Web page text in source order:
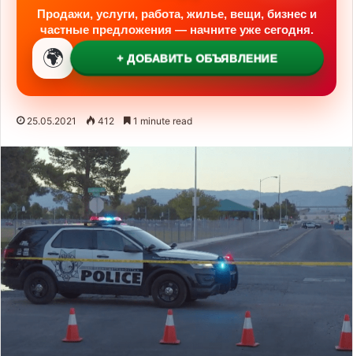
Продажи, услуги, работа, жилье, вещи, бизнес и
частные предложения — начните уже сегодня.
🌍 + ДОБАВИТЬ ОБЪЯВЛЕНИЕ
25.05.2021 412 1 minute read